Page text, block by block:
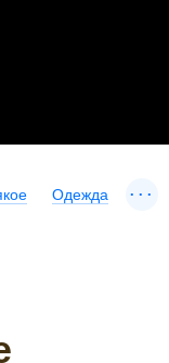
Одежда ...